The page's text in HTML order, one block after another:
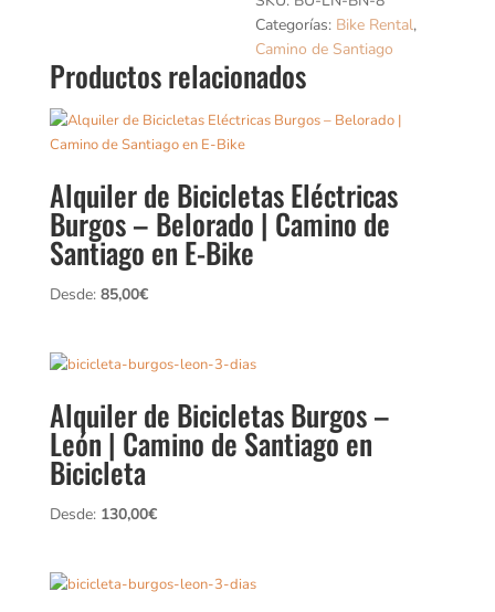
Categorías: Bike Rental,
Camino de Santiago
Productos relacionados
Alquiler de Bicicletas Eléctricas
Burgos – Belorado | Camino de
Santiago en E-Bike
Desde: 85,00€
Alquiler de Bicicletas Burgos –
León | Camino de Santiago en
Bicicleta
Desde: 130,00€